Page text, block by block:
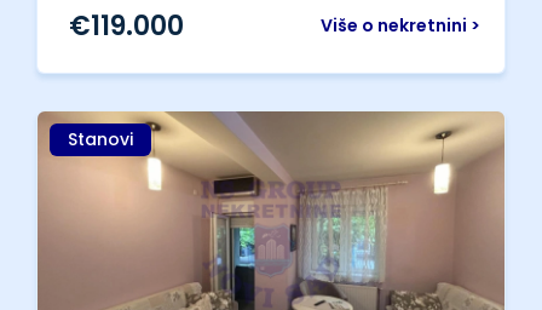
Više o nekretnini >
€119.000
Stanovi